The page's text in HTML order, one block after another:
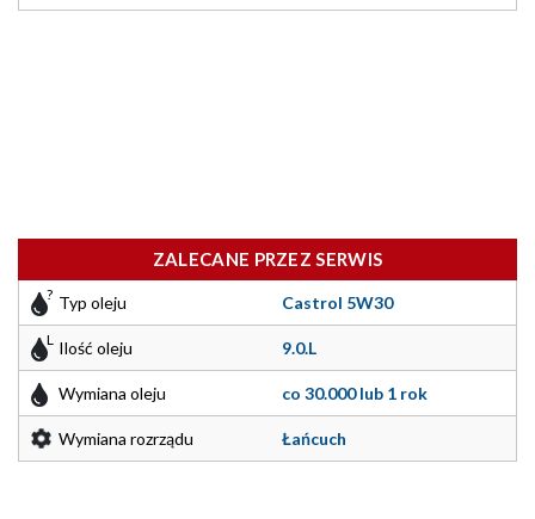
ZALECANE PRZEZ SERWIS
Typ oleju Castrol 5W30
Ilość oleju 9.0.L
Wymiana oleju co 30.000 lub 1 rok
Wymiana rozrządu Łańcuch